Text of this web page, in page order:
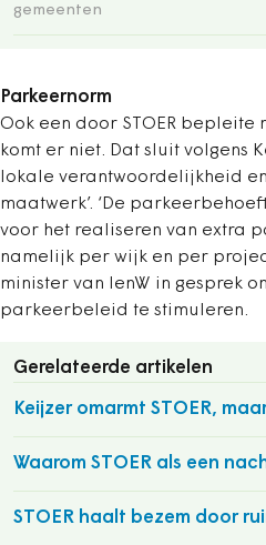
gemeenten
Parkeernorm
Ook een door STOER
komt er niet. Dat sluit volgens
lokale verantwoordelijkheid
maatwerk’. ‘De
voor het realiseren van extra
namelijk per wijk en per
minister van IenW in gesprek
parkeerbeleid te stimuleren.
Gerelateerde artikelen
Keijzer omarmt STOER,
Waarom STOER als een
STOER haalt bezem door